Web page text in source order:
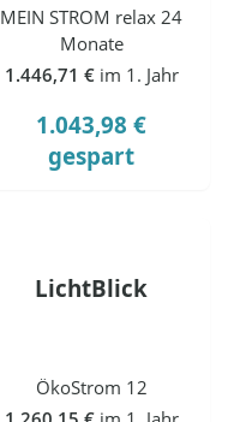
MEIN STROM relax 24
Monate
1.446,71 € im 1. Jahr
1.043,98 €
gespart
LichtBlick
ÖkoStrom 12